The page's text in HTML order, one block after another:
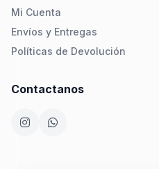
Mi Cuenta
Envíos y Entregas
Políticas de Devolución
Contactanos